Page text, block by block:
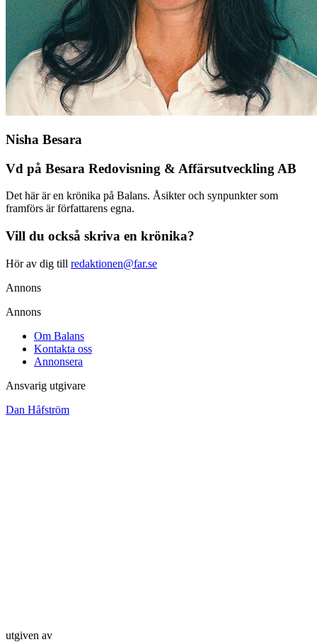
Nisha Besara
Vd på Besara Redovisning & Affärsutveckling AB
Det här är en krönika på Balans. Åsikter och synpunkter som
framförs är författarens egna.
Vill du också skriva en krönika?
Hör av dig till redaktionen@far.se
Annons
Annons
Om Balans
Kontakta oss
Annonsera
Ansvarig utgivare
Dan Håfström
utgiven av